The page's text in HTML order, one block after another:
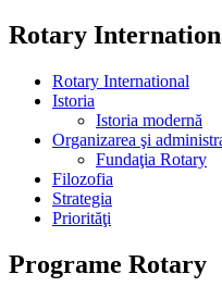
Rotary
Rotary International
Istoria
Istoria modernă
Organizarea şi
Fundaţia Rotary
Filozofia
Strategia
Priorităţi
Programe Rotary